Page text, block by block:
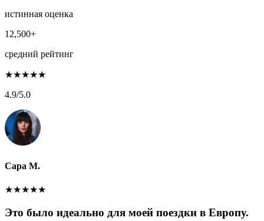
истинная оценка
12,500+
средний рейтинг
★★★★★
4.9/5.0
Сара М.
★★★★★
Это было идеально для моей поездки в Европу.